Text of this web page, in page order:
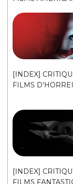
[INDEX]
FILMS
[INDEX]
FILMS